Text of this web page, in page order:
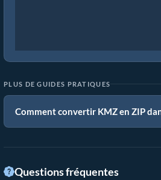
PLUS DE GUIDES PRATIQUES
Comment convertir KMZ en ZIP
Questions fréquentes